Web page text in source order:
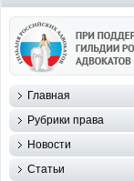
Главная
Рубрики права
Новости
Статьи